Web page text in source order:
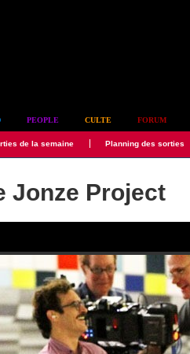
PEOPLE CULTE FORUM
de la semaine Planning des sorties
Jonze Project